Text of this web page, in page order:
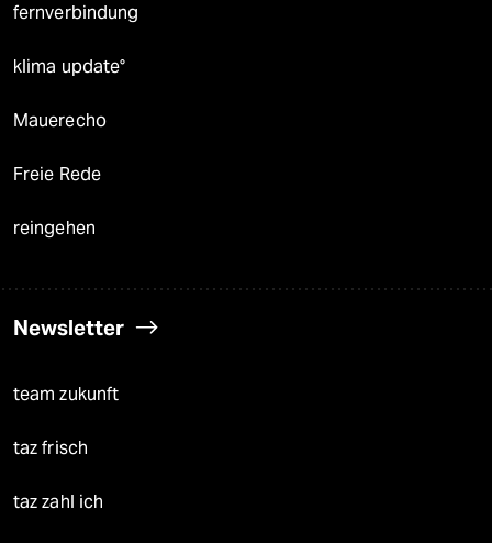
fernverbindung
klima update°
Mauerecho
Freie Rede
reingehen
Newsletter
team zukunft
taz frisch
taz zahl ich